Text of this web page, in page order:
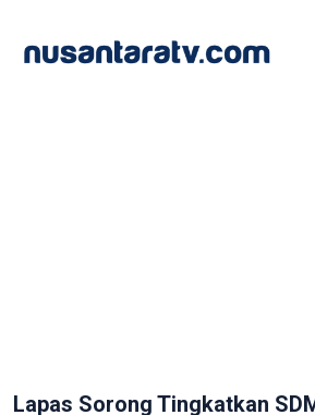
Lapas Sorong Tingkatkan